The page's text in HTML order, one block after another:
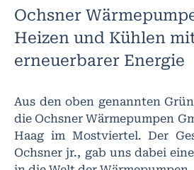
Ochsner
Heizen und Kühlen
erneuerbarer Energie
Aus den oben genannten
die Ochsner Wärmepumpen
Haag im Mostviertel. Der
Ochsner jr., gab uns dabei